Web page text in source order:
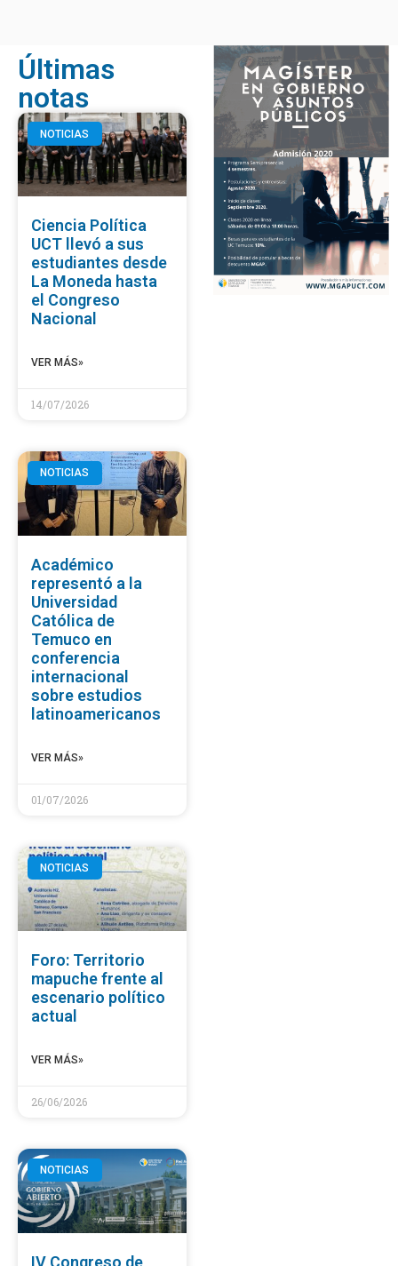
Últimas
notas
NOTICIAS
Ciencia Política
UCT llevó a sus
estudiantes desde
La Moneda hasta
el Congreso
Nacional
VER MÁS»
14/07/2026
NOTICIAS
Académico
representó a la
Universidad
Católica de
Temuco en
conferencia
internacional
sobre estudios
latinoamericanos
VER MÁS»
01/07/2026
NOTICIAS
Foro: Territorio
mapuche frente al
escenario político
actual
VER MÁS»
26/06/2026
NOTICIAS
IV Congreso de